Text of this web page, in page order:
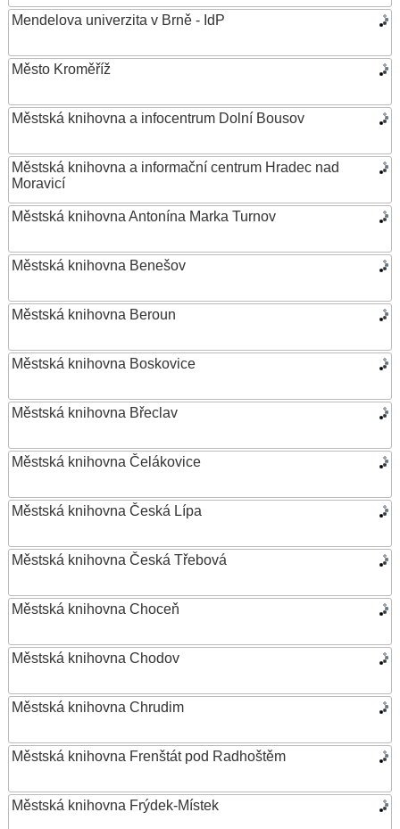
Mendelova univerzita v Brně - IdP
Město Kroměříž
Městská knihovna a infocentrum Dolní Bousov
Městská knihovna a informační centrum Hradec nad
Moravicí
Městská knihovna Antonína Marka Turnov
Městská knihovna Benešov
Městská knihovna Beroun
Městská knihovna Boskovice
Městská knihovna Břeclav
Městská knihovna Čelákovice
Městská knihovna Česká Lípa
Městská knihovna Česká Třebová
Městská knihovna Choceň
Městská knihovna Chodov
Městská knihovna Chrudim
Městská knihovna Frenštát pod Radhoštěm
Městská knihovna Frýdek-Místek